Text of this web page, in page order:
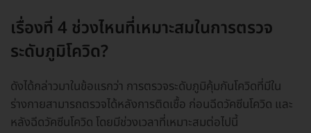
เรื่องที่ 4 ช่วงไหนที่เหมาะสมในการตรวจ
ระดับภูมิโควิด?
ดังได้กล่าวมาในข้อแรกว่า การตรวจระดับภูมิคุ้มกันโควิดที่มีใน
ร่างกายสามารถตรวจได้หลังการติดเชื้อ ก่อนฉีดวัคซีนโควิด และ
หลังฉีดวัคซีนโควิด โดยมีช่วงเวลาที่เหมาะสมต่อไปนี้